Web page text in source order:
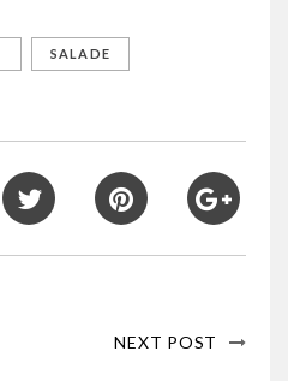
SALADE
NEXT POST